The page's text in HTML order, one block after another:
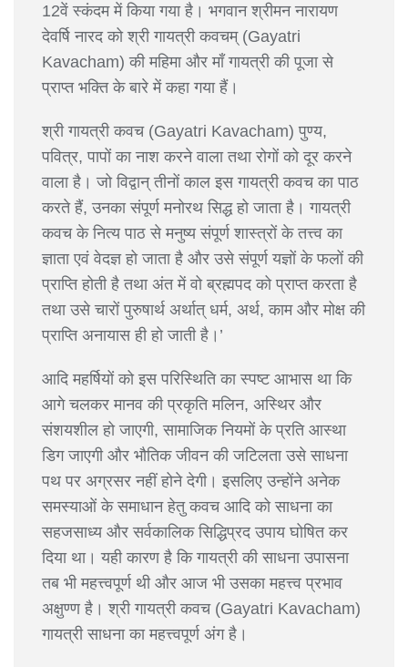
12वें स्कंदम में किया गया है। भगवान श्रीमन नारायण
देवर्षि नारद को श्री गायत्री कवचम् (Gayatri
Kavacham) की महिमा और माँ गायत्री की पूजा से
प्राप्त भक्ति के बारे में कहा गया हैं।
श्री गायत्री कवच (Gayatri Kavacham) पुण्य,
पवित्र, पापों का नाश करने वाला तथा रोगों को दूर करने
वाला है। जो विद्वान् तीनों काल इस गायत्री कवच का पाठ
करते हैं, उनका संपूर्ण मनोरथ सिद्ध हो जाता है। गायत्री
कवच के नित्य पाठ से मनुष्य संपूर्ण शास्त्रों के तत्त्व का
ज्ञाता एवं वेदज्ञ हो जाता है और उसे संपूर्ण यज्ञों के फलों की
प्राप्ति होती है तथा अंत में वो ब्रह्मपद को प्राप्त करता है
तथा उसे चारों पुरुषार्थ अर्थात् धर्म, अर्थ, काम और मोक्ष की
प्राप्ति अनायास ही हो जाती है।’
आदि महर्षियों को इस परिस्थिति का स्पष्ट आभास था कि
आगे चलकर मानव की प्रकृति मलिन, अस्थिर और
संशयशील हो जाएगी, सामाजिक नियमों के प्रति आस्था
डिग जाएगी और भौतिक जीवन की जटिलता उसे साधना
पथ पर अग्रसर नहीं होने देगी। इसलिए उन्होंने अनेक
समस्याओं के समाधान हेतु कवच आदि को साधना का
सहजसाध्य और सर्वकालिक सिद्धिप्रद उपाय घोषित कर
दिया था। यही कारण है कि गायत्री की साधना उपासना
तब भी महत्त्वपूर्ण थी और आज भी उसका महत्त्व प्रभाव
अक्षुण्ण है। श्री गायत्री कवच (Gayatri Kavacham)
गायत्री साधना का महत्त्वपूर्ण अंग है।